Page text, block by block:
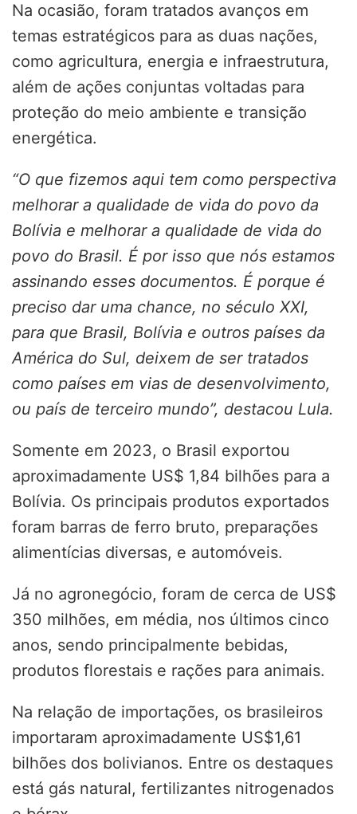
Na ocasião, foram tratados avanços em
temas estratégicos para as duas nações,
como agricultura, energia e infraestrutura,
além de ações conjuntas voltadas para
proteção do meio ambiente e transição
energética.
“O que fizemos aqui tem como perspectiva
melhorar a qualidade de vida do povo da
Bolívia e melhorar a qualidade de vida do
povo do Brasil. É por isso que nós estamos
assinando esses documentos. É porque é
preciso dar uma chance, no século XXI,
para que Brasil, Bolívia e outros países da
América do Sul, deixem de ser tratados
como países em vias de desenvolvimento,
ou país de terceiro mundo”, destacou Lula.
Somente em 2023, o Brasil exportou
aproximadamente US$ 1,84 bilhões para a
Bolívia. Os principais produtos exportados
foram barras de ferro bruto, preparações
alimentícias diversas, e automóveis.
Já no agronegócio, foram de cerca de US$
350 milhões, em média, nos últimos cinco
anos, sendo principalmente bebidas,
produtos florestais e rações para animais.
Na relação de importações, os brasileiros
importaram aproximadamente US$1,61
bilhões dos bolivianos. Entre os destaques
está gás natural, fertilizantes nitrogenados